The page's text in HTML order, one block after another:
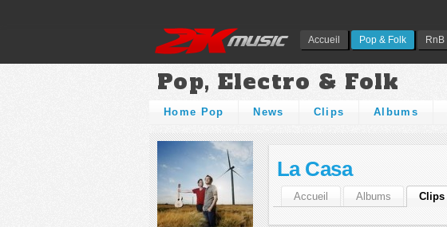
Accueil Pop & Folk RnB
Pop, Electro & Folk
Home Pop News Clips Albums
La Casa
Accueil Albums Clips